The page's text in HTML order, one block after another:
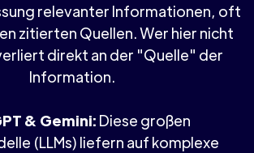
relevanter Informationen, oft
zitierten Quellen. Wer hier nicht
direkt an der "Quelle" der
Information.
& Gemini: Diese großen
(LLMs) liefern auf komplexe